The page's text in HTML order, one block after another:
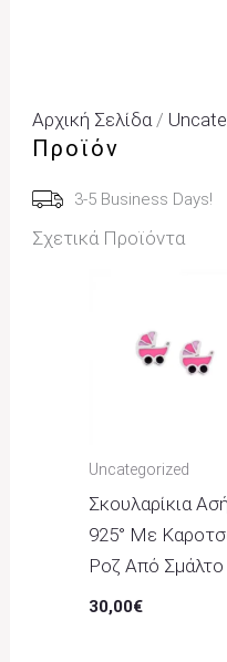
Αρχική Σελίδα /
Προϊόν
3-5 Business Days!
Σχετικά Προϊόντα
Uncategorized
Σκουλαρίκια
925° Με
Ροζ Από Σμάλτο
30,00€